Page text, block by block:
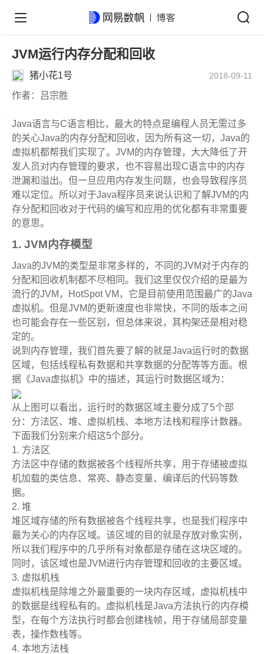
JVM运行内存分配和回收
猪小花1号 2018-09-11
作者：吕宗胜
Java语言与C语言相比，最大的特点是编程人员无需过多
的关心Java的内存分配和回收，因为所有这一切，Java的
虚拟机都帮我们实现了。JVM的内存管理，大大降低了开
发人员对内存管理的要求，也不容易出现C语言中的内存
泄漏和溢出。但一旦应用内存发生问题，也会导致程序员
难以定位。所以对于Java程序员来说认识和了解JVM的内
存分配和回收对于代码的编写和应用的优化都有非常重要
的意思。
1. JVM内存模型
Java的JVM的类型是非常多样的，不同的JVM对于内存的
分配和回收机制都不尽相同。我们这里仅仅介绍的是最为
流行的JVM，HotSpot VM，它是目前使用范围最广的Java
虚拟机。但是JVM的更新速度也非常快，不同的版本之间
也可能会存在一些区别，但总体来说，其构架还是相对稳
定的。
说到内存管理，我们首先要了解的就是Java运行时的数据
区域，包括线程私有数据和共享数据的分配等等方面。根
据《Java虚拟机》中的描述，其运行时数据区域为：
从上图可以看出，运行时的数据区域主要分成了5个部
分：方法区、堆、虚拟机栈、本地方法栈和程序计数器。
下面我们分别来介绍这5个部分。
1. 方法区
方法区中存储的数据被各个线程所共享，用于存储被虚拟
机加载的类信息、常亮、静态变量、编译后的代码等数
据。
2. 堆
堆区域存储的所有数据被各个线程共享，也是我们程序中
最为关心的内存区域。该区域的目的就是存放对象实例，
所以我们程序中的几乎所有对象都是存储在这块区域的。
同时，该区域也是JVM进行内存管理和回收的主要区域。
3. 虚拟机栈
虚拟机栈是除堆之外最重要的一块内存区域，虚拟机栈中
的数据是线程私有的。虚拟机栈是Java方法执行的内存模
型，在每个方法执行时都会创建栈帧，用于存储局部变量
表，操作数栈等。
4. 本地方法栈